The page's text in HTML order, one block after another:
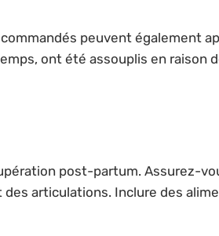
peuvent également
ont été assouplis en raison
post-partum. Assurez-
articulations. Inclure des